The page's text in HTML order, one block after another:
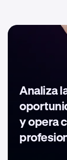
Analiza
y opera